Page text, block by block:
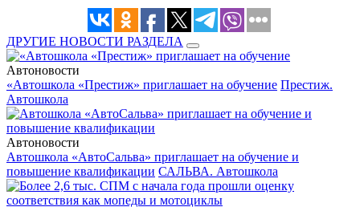
ДРУГИЕ НОВОСТИ РАЗДЕЛА
Автоновости
«Автошкола «Престиж» приглашает на обучение Престиж.
Автошкола
Автоновости
Автошкола «АвтоСальва» приглашает на обучение и
повышение квалификации САЛЬВА. Автошкола